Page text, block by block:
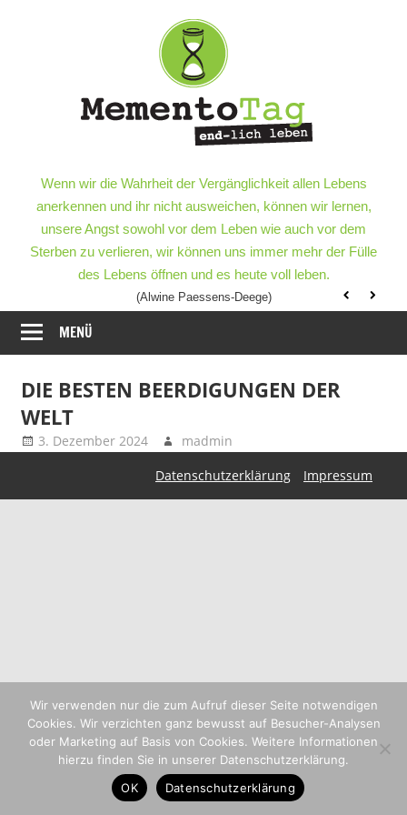
leben
end-
lich
leben
Wenn wir die Wahrheit der Vergänglichkeit allen Lebens
anerkennen und ihr nicht ausweichen, können wir lernen,
unsere Angst sowohl vor dem Leben wie auch vor dem
Sterben zu verlieren, wir können uns immer mehr der Fülle
des Lebens öffnen und es heute voll leben.
(Alwine Paessens-Deege)
MENÜ
DIE BESTEN BEERDIGUNGEN DER
WELT
3. Dezember 2024
madmin
Datenschutzerklärung
Impressum
Wir verwenden nur die zum Aufruf dieser Seite notwendigen
Cookies. Wir verzichten ganz bewusst auf Besucher-Analysen
oder Marketing auf Basis von Cookies. Weitere Informationen
hierzu finden Sie in unserer Datenschutzerklärung.
OK
Datenschutzerklärung